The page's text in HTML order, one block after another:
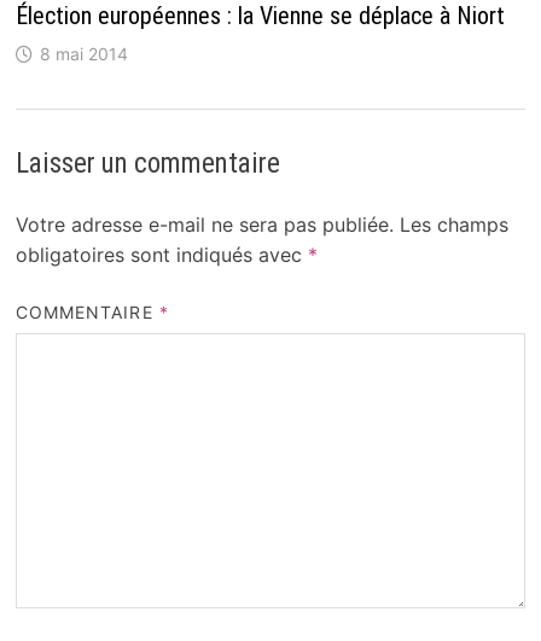
Élection européennes : la Vienne se déplace à Niort
8 mai 2014
Laisser un commentaire
Votre adresse e-mail ne sera pas publiée. Les champs
obligatoires sont indiqués avec *
COMMENTAIRE *